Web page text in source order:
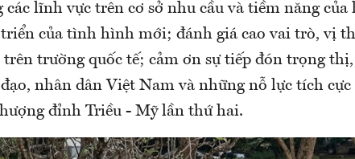
các lĩnh vực trên cơ sở nhu cầu và tiềm năng
của tình hình mới; đánh giá cao vai trò, vị
trường quốc tế; cảm ơn sự tiếp đón trọng
nhân dân Việt Nam và những nỗ lực tích cực
đỉnh Triều - Mỹ lần thứ hai.